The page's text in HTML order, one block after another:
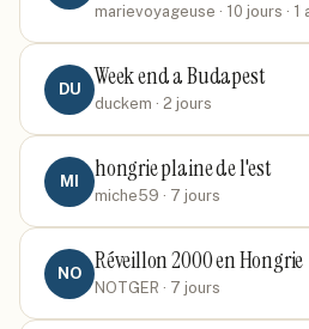
marievoyageuse · 10 jours · 1
DU Week end a Budapest
duckem · 2 jours
MI hongrie plaine de l'est
miche59 · 7 jours
NO Réveillon 2000 en Hongrie
NOTGER · 7 jours